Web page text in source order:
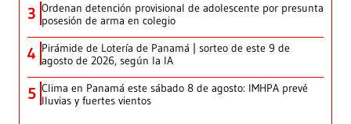
3 Ordenan detención provisional de adolescente por presunta
posesión de arma en colegio
4 Pirámide de Lotería de Panamá | sorteo de este 9 de
agosto de 2026, según la IA
5 Clima en Panamá este sábado 8 de agosto: IMHPA prevé
lluvias y fuertes vientos